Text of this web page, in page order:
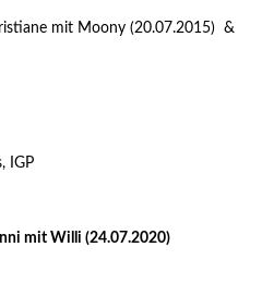
mit Moony (20.07.2015) &
IGP
mit Willi (24.07.2020)